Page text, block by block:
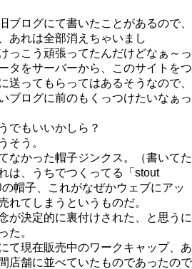
ブログにて書いたことがあるので、
あれは全部消えちゃいまし
こう頑張ってたんだけどなぁ～っ
タをサーバーから、このサイトをつ
送ってもらってはあるそうなので、
ブログに前のもくっつけたいなぁっ
でもいいかしら？
そう。
なかった帽子ジンクス。（書いてた
は、うちでつくってる「stout
帽子、これがなぜかウェブにアッ
れてしまうというものだ。
が決定的に裏付けされた、と思うに
た。
て現在販売中のワークキャップ、あ
店舗に並べていたものであったので